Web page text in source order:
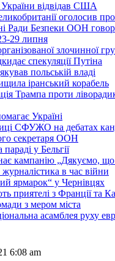
відвідав США
оголосив
Ради Безпеки ООН
29 липня
злочинної
спекуляції Путіна
польській владі
іранський корабель
Трампа проти
Україні
СФУЖО на дебатах
секретаря ООН
параді у Бельгії
кампанію „Дякуємо, що
журналістика в час війни
ярмарок“ у Чернівцях
приятелі з Франції та
з мером міста
асамблея руху
6:08 am